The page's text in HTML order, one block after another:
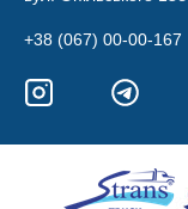
+38 (067) 00-00-167